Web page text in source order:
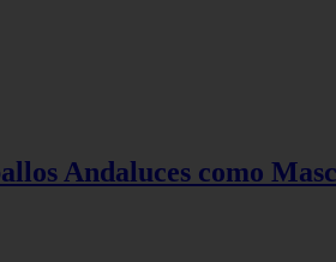
Andaluces como